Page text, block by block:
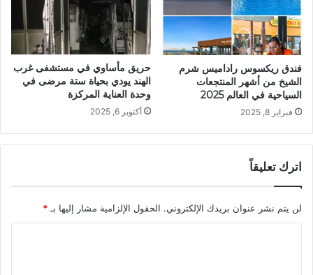
فندق ريكسوس راداميس شرم
الشيخ من أشهر المنتجعات
السياحية في العالم 2025
فبراير 8, 2025
حريق مأساوي في مستشفى غرب
الهند يودي بحياة ستة مرضى في
وحدة العناية المركزة
أكتوبر 6, 2025
اترك تعليقاً
لن يتم نشر عنوان بريدك الإلكتروني. الحقول الإلزامية مشار إليها بـ *